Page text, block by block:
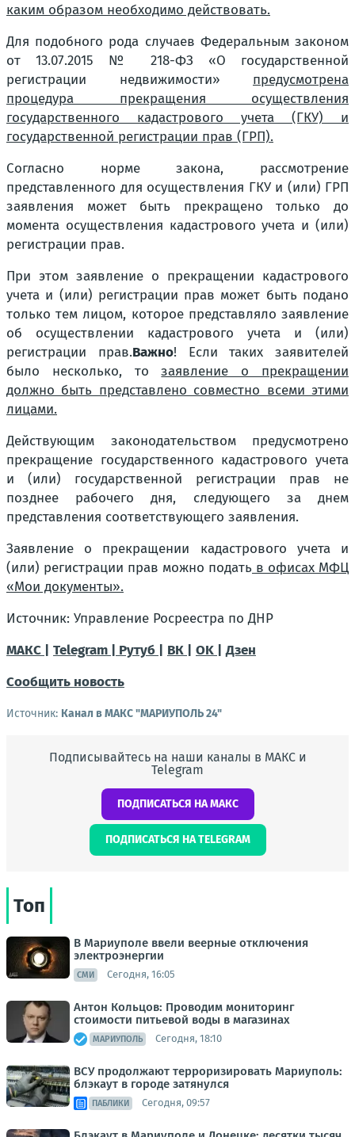
каким образом необходимо действовать.
Для подобного рода случаев Федеральным законом
от 13.07.2015 № 218-ФЗ «О государственной
регистрации недвижимости» предусмотрена
процедура прекращения осуществления
государственного кадастрового учета (ГКУ) и
государственной регистрации прав (ГРП).
Согласно норме закона, рассмотрение
представленного для осуществления ГКУ и (или) ГРП
заявления может быть прекращено только до
момента осуществления кадастрового учета и (или)
регистрации прав.
При этом заявление о прекращении кадастрового
учета и (или) регистрации прав может быть подано
только тем лицом, которое представляло заявление
об осуществлении кадастрового учета и (или)
регистрации прав.Важно! Если таких заявителей
было несколько, тозаявление о прекращении
должно быть представлено совместно всеми этими
лицами.
Действующим законодательством предусмотрено
прекращение государственного кадастрового учета
и (или) государственной регистрации прав не
позднее рабочего дня, следующего за днем
представления соответствующего заявления.
Заявление о прекращении кадастрового учета и
(или) регистрации прав можно подать в офисах МФЦ
«Мои документы».
Источник: Управление Росреестра по ДНР
МАКС |
Telegram | Рутуб | ВК | OK |
Дзен
Сообщить новость
Источник: Канал в МАКС "МАРИУПОЛЬ 24"
Подписывайтесь на наши каналы в МАКС и
Telegram
ПОДПИСАТЬСЯ НА МАКС
ПОДПИСАТЬСЯ НА TELEGRAM
Топ
В Мариуполе ввели веерные отключения
электроэнергии
СМИ Сегодня, 16:05
Антон Кольцов: Проводим мониторинг
стоимости питьевой воды в магазинах
МАРИУПОЛЬ Сегодня, 18:10
ВСУ продолжают терроризировать Мариуполь:
блэкаут в городе затянулся
ПАБЛИКИ Сегодня, 09:57